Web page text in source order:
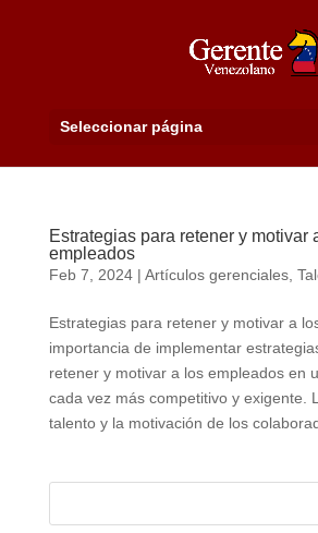
Seleccionar página
Estrategias para retener y motivar
empleados
Feb 7, 2024| Artículos gerenciales,
Estrategias para retener y motivar a
importancia de implementar
retener y motivar a los empleados en
cada vez más competitivo y exigente.
talento y la motivación de los